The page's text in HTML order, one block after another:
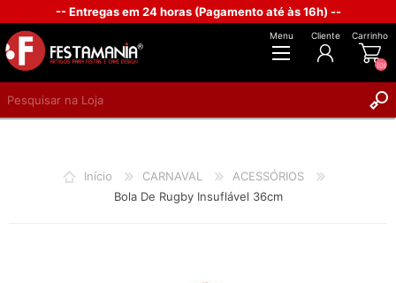
-- Entregas em 24 horas (Pagamento até às 16h) --
Menu Cliente Carrinho
(0)
Início CARNAVAL
ACESSÓRIOS
Bola De Rugby Insuflável 36cm